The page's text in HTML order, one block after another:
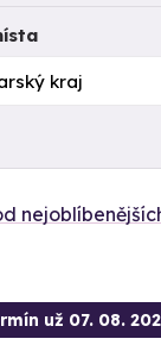
už 07. 08.